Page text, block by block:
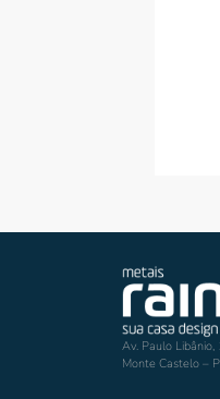
Av. Paulo
Monte Castelo –